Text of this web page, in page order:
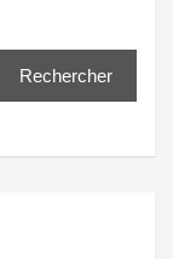
Rechercher